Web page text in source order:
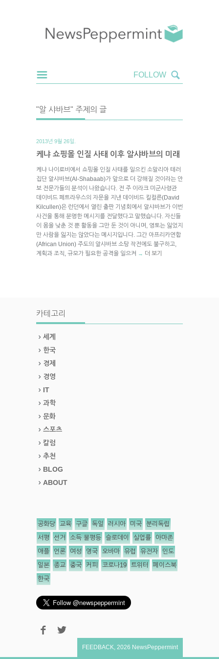
"알 샤바브" 주제의 글
2013년 9월 26일.
케냐 쇼핑몰 인질 사태 이후 알샤바브의 미래
케냐 나이로비에서 쇼핑몰 인질 사태를 일으킨 소말리아 테러
집단 알샤바브(Al-Shabaab)가 앞으로 더 강해질 것이라는 안
보 전문가들의 분석이 나왔습니다. 전 주 이라크 미군사령관
데이비드 페트라우스의 자문을 지낸 데이비드 킬컬른(David
Kilcullen)은 런던에서 열린 출판 기념회에서 알샤바브가 이번
사건을 통해 분명한 메시지를 전달했다고 말했습니다. 자신들
이 몸을 낮춘 것 뿐 활동을 그만 둔 것이 아니며, 영토는 잃었지
만 사람을 잃지는 않았다는 메시지입니다. 그간 아프리카연합
(African Union) 주도의 알샤바브 소탕 작전에도 불구하고,
계획과 조직, 규모가 필요한 공격을 일으켜 → 더 보기
카테고리
세계
한국
경제
경영
IT
과학
문화
스포츠
칼럼
추천
BLOG
ABOUT
공화당 교육 구글 독일 러시아 미국 분리독립
서평 선거 소득 불평등 슬로데이 실업률 아마존
애플 언론 여성 영국 오바마 유럽 유전자 인도
일본 종교 중국 커피 코로나19 트위터 페이스북
한국
FEEDBACK 2026 NewsPeppermint